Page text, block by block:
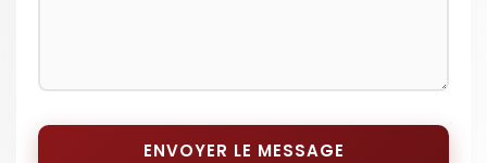
ENVOYER LE MESSAGE